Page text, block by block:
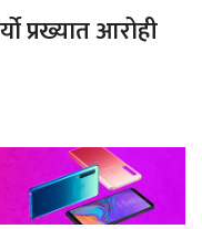
प्रख्यात आरोही